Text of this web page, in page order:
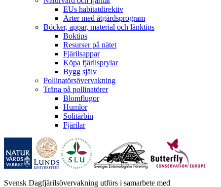
EUs habitatdirektiv
Arter med åtgärdsprogram
Böcker, appar, material och länktips
Boktips
Resurser på nätet
Fjärilsappar
Köpa fjärilsprylar
Bygg själv
Pollinatörsövervakning
Träna på pollinatörer
Blomflugor
Humlor
Solitärbin
Fjärilar
Svensk Dagfjärilsövervakning utförs i samarbete med